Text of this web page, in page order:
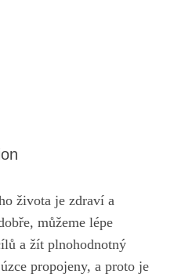
života je zdraví a
můžeme lépe
a žít plnohodnotný
propojeny, a proto je